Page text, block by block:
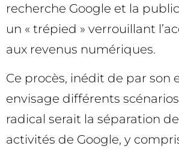
recherche Google et la
un « trépied » verrouillant
aux revenus numériques.
Ce procès, inédit de par son
envisage différents
radical serait la séparation
activités de Google, y